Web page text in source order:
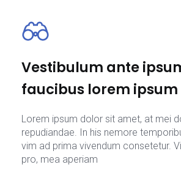
Vestibulum ante
faucibus lorem ipsum
Lorem ipsum dolor sit amet, at mei
repudiandae. In his nemore
vim ad prima vivendum consetetur.
pro, mea aperiam